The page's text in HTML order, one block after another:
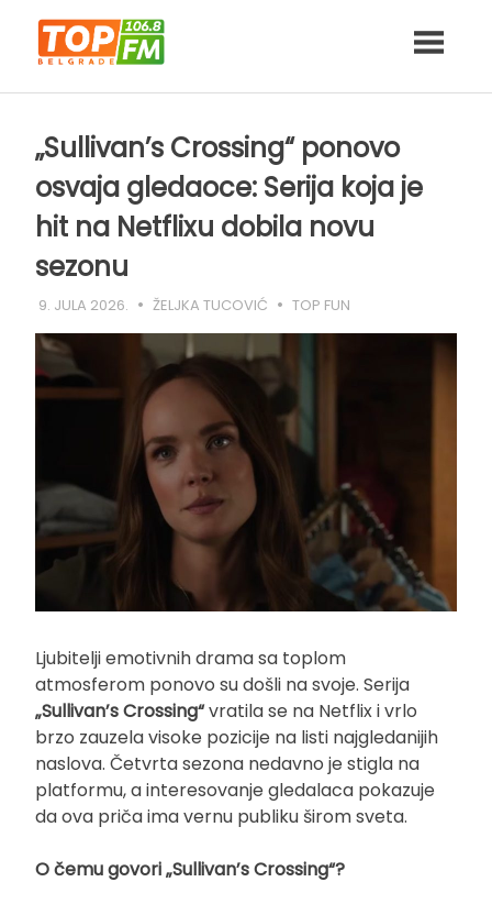
content
„Sullivan’s Crossing“ ponovo
osvaja gledaoce: Serija koja je
hit na Netflixu dobila novu
sezonu
9. JULA 2026. ŽELJKA TUCOVIĆ TOP FUN
Ljubitelji emotivnih drama sa toplom
atmosferom ponovo su došli na svoje. Serija
„Sullivan’s Crossing“vratila se na Netflix i vrlo
brzo zauzela visoke pozicije na listi najgledanijih
naslova. Četvrta sezona nedavno je stigla na
platformu, a interesovanje gledalaca pokazuje
da ova priča ima vernu publiku širom sveta.
O čemu govori „Sullivan’s Crossing“?